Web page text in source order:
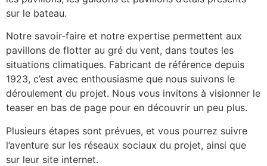
sur le bateau.
Notre savoir-faire et notre expertise permettent aux
pavillons de flotter au gré du vent, dans toutes les
situations climatiques. Fabricant de référence depuis
1923, c’est avec enthousiasme que nous suivons le
déroulement du projet. Nous vous invitons à visionner le
teaser en bas de page pour en découvrir un peu plus.
Plusieurs étapes sont prévues, et vous pourrez suivre
l’aventure sur les réseaux sociaux du projet, ainsi que
sur leur site internet.